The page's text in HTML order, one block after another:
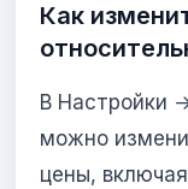
Как
В Настройки
можно
цены,